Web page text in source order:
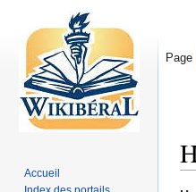
Page
Accueil